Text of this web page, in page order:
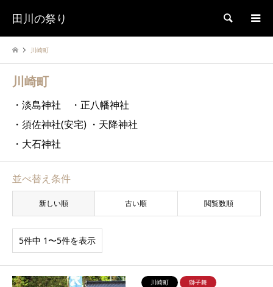
田川の祭り 検索
川崎町
川崎町
・淡島神社 ・正八幡神社
・須佐神社(安宅) ・天降神社
・大石神社
並べ替え条件
新しい順 古い順 閲覧数順
5件中 1〜5件を表示
川崎町
獅子舞